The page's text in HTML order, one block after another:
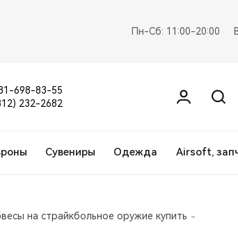
Пн-Сб: 11:00-20:00
698-83-55
232-2682
Сувениры Одежда Airsoft,
на страйкбольное оружие купить